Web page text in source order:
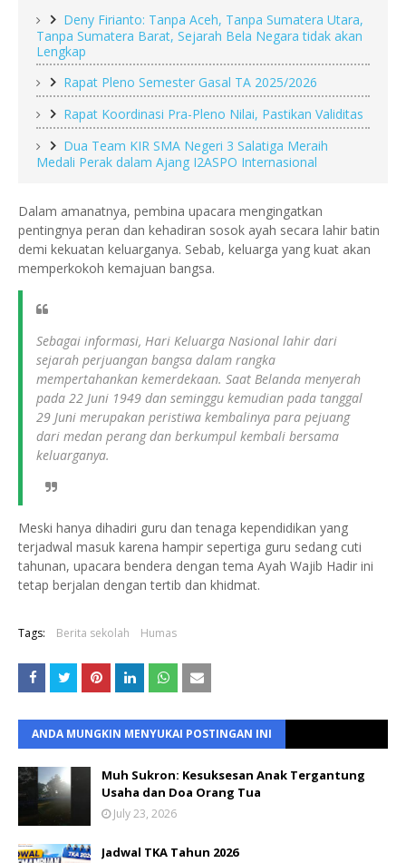
Deny Firianto: Tanpa Aceh, Tanpa Sumatera Utara,
Tanpa Sumatera Barat, Sejarah Bela Negara tidak akan
Lengkap
Rapat Pleno Semester Gasal TA 2025/2026
Rapat Koordinasi Pra-Pleno Nilai, Pastikan Validitas
Dua Team KIR SMA Negeri 3 Salatiga Meraih
Medali Perak dalam Ajang I2ASPO Internasional
Dalam amanatnya, pembina upacara mengingatkan
pentingnya peran dan kehadiran sosok ayah secara lahir batin
demi kekuatan keluarganya. Sebab, keluarga yang kuat akan
memperkokoh kemajuan bangsa.
Sebagai informasi, Hari Keluarga Nasional lahir dari
sejarah perjuangan bangsa dalam rangka
mempertahankan kemerdekaan. Saat Belanda menyerah
pada 22 Juni 1949 dan seminggu kemudian pada tanggal
29 Juni merupakan peristiwa kembalinya para pejuang
dari medan perang dan berkumpul kembali bersama
keluarganya.
Meski hanya dihadiri guru dan tenaga kependidikan yang
terjadwal masuk karena hampir sepertiga guru sedang cuti
tahunan, upacara bendera dengan tema Ayah Wajib Hadir ini
tetap berjalan dengan tertib dan khidmat.
Tags: Berita sekolah Humas
ANDA MUNGKIN MENYUKAI POSTINGAN INI
Muh Sukron: Kesuksesan Anak Tergantung
Usaha dan Doa Orang Tua
July 23, 2026
Jadwal TKA Tahun 2026